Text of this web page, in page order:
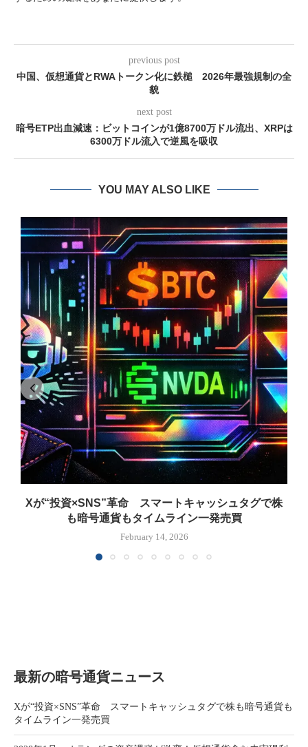
previous post
中国、仮想通貨とRWAトークン化に鉄槌 2026年最強規制の全
貌
next post
暗号ETP出血減速：ビットコインが1億8700万ドル流出、XRPは
6300万ドル流入で逆風を吸収
YOU MAY ALSO LIKE
Xが“投資×SNS”革命 スマートキャッシュタグで株
も暗号通貨もタイムライン一発売買
February 14, 2026
最新の暗号通貨ニュース
Xが“投資×SNS”革命 スマートキャッシュタグで株も暗号通貨も
タイムライン一発売買